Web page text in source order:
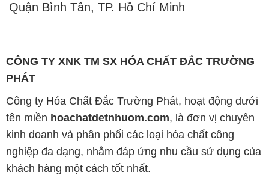
Quận Bình Tân, TP. Hồ Chí Minh
CÔNG TY XNK TM SX HÓA CHẤT ĐẮC TRƯỜNG
PHÁT
Công ty Hóa Chất Đắc Trường Phát, hoạt động dưới
tên miền hoachatdetnhuom.com, là đơn vị chuyên
kinh doanh và phân phối các loại hóa chất công
nghiệp đa dạng, nhằm đáp ứng nhu cầu sử dụng của
khách hàng một cách tốt nhất.